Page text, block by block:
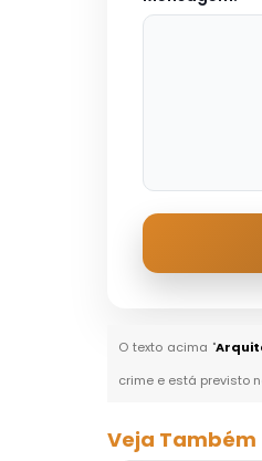
O texto acima "
crime e está previsto
Veja Também